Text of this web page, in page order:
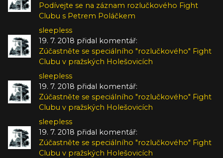
Podívejte se na záznam rozlučkového Fight
Clubu s Petrem Poláčkem
sleepless
19. 7. 2018 přidal komentář:
Zúčastněte se speciálního "rozlučkového" Fight
Clubu v pražských Holešovicích
sleepless
19. 7. 2018 přidal komentář:
Zúčastněte se speciálního "rozlučkového" Fight
Clubu v pražských Holešovicích
sleepless
19. 7. 2018 přidal komentář:
Zúčastněte se speciálního "rozlučkového" Fight
Clubu v pražských Holešovicích